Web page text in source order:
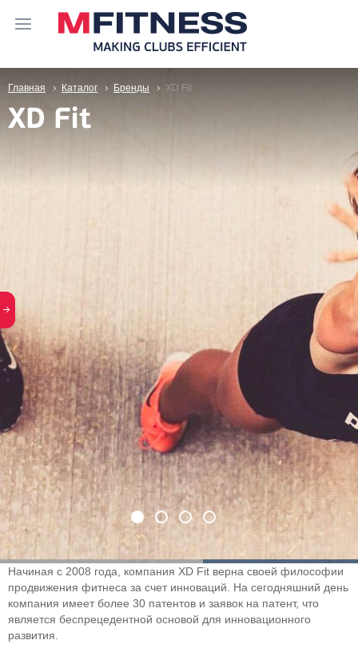
Главная Каталог Бренды XD Fit
XD Fit
Начиная с 2008 года, компания XD Fit верна своей философии
продвижения фитнеса за счет инноваций. На сегодняшний день
компания имеет более 30 патентов и заявок на патент, что
является беспрецедентной основой для инновационного
развития.